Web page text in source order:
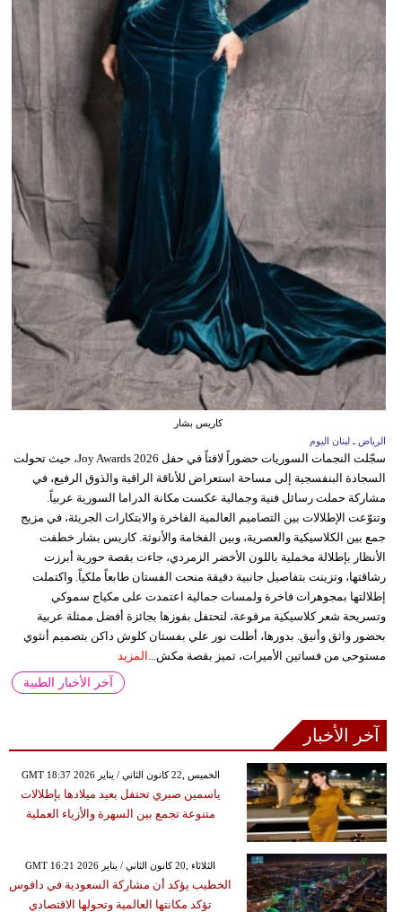
كاريس بشار
الرياض ـ لبنان اليوم
سجّلت النجمات السوريات حضوراً لافتاً في حفل Joy Awards 2026، حيث تحولت
السجادة البنفسجية إلى مساحة استعراض للأناقة الراقية والذوق الرفيع، في
مشاركة حملت رسائل فنية وجمالية عكست مكانة الدراما السورية عربياً.
وتنوّعت الإطلالات بين التصاميم العالمية الفاخرة والابتكارات الجريئة، في مزيج
جمع بين الكلاسيكية والعصرية، وبين الفخامة والأنوثة. كاريس بشار خطفت
الأنظار بإطلالة مخملية باللون الأخضر الزمردي، جاءت بقصة حورية أبرزت
رشاقتها، وتزينت بتفاصيل جانبية دقيقة منحت الفستان طابعاً ملكياً. واكتملت
إطلالتها بمجوهرات فاخرة ولمسات جمالية اعتمدت على مكياج سموكي
وتسريحة شعر كلاسيكية مرفوعة، لتحتفل بفوزها بجائزة أفضل ممثلة عربية
بحضور واثق وأنيق. بدورها، أطلت نور علي بفستان كلوش داكن بتصميم أنثوي
مستوحى من فساتين الأميرات، تميز بقصة مكش...
المزيد
آخر الأخبار الطبية
آخر الأخبار
GMT 18:37 2026 الخميس ,22 كانون الثاني / يناير
ياسمين صبري تحتفل بعيد ميلادها بإطلالات
متنوعة تجمع بين السهرة والأزياء العملية
GMT 16:21 2026 الثلاثاء ,20 كانون الثاني / يناير
الخطيب يؤكد أن مشاركة السعودية في دافوس
تؤكد مكانتها العالمية وتحولها الاقتصادي